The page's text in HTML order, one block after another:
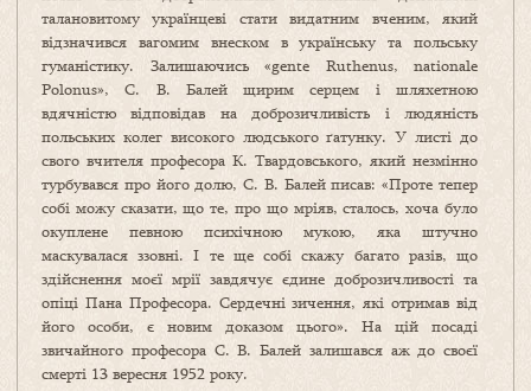
талановитому українцеві стати видатним вченим, який
відзначився вагомим внеском в українську та польську
гуманістику. Залишаючись «gente Ruthenus, nationale
Polonus», С. В. Балей щирим серцем і шляхетною
вдячністю відповідав на доброзичливість і людяність
польських колег високого людського ґатунку. У листі до
свого вчителя професора К. Твардовського, який незмінно
турбувався про його долю, С. В. Балей писав: «Проте тепер
собі можу сказати, що те, про що мріяв, сталось, хоча було
окуплене певною психічною мукою, яка штучно
маскувалася ззовні. І те ще собі скажу багато разів, що
здійснення моєї мрії завдячує єдине доброзичливості та
опіці Пана Професора. Сердечні зичення, які отримав від
його особи, є новим доказом цього». На цій посаді
звичайного професора С. В. Балей залишався аж до своєї
смерті 13 вересня 1952 року.